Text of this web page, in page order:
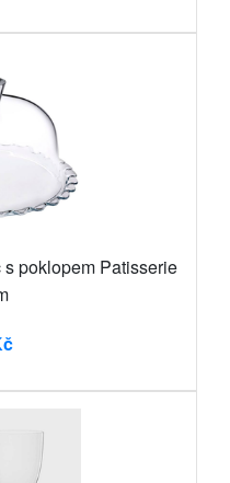
poklopem Patisserie